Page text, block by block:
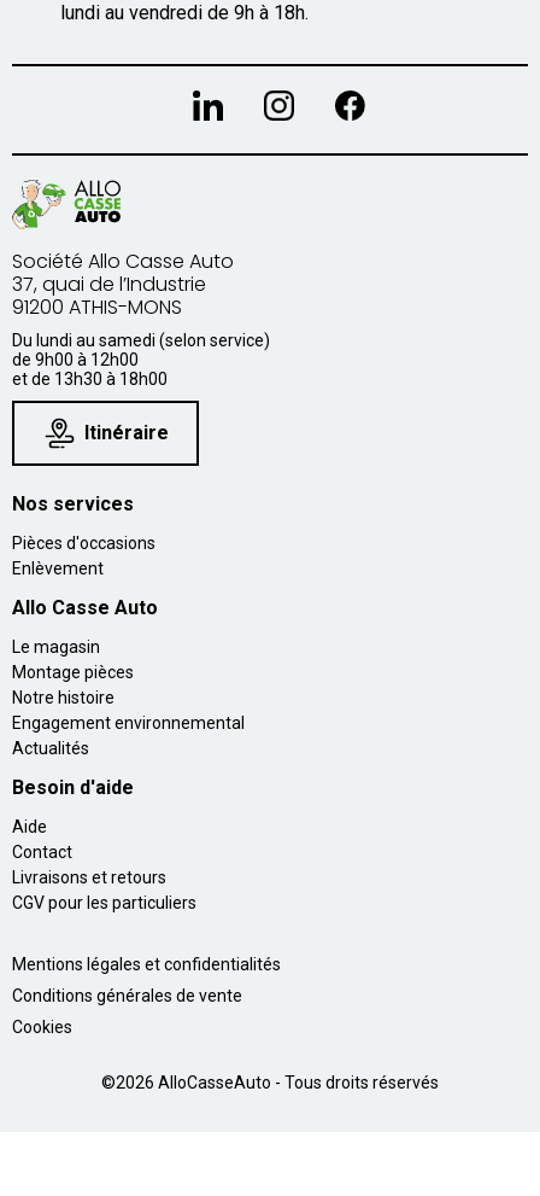
lundi au vendredi de 9h à 18h.
Société Allo Casse Auto
37, quai de l’Industrie
91200 ATHIS-MONS
Du lundi au samedi (selon service)
de 9h00 à 12h00
et de 13h30 à 18h00
Itinéraire
Nos services
Pièces d'occasions
Enlèvement
Allo Casse Auto
Le magasin
Montage pièces
Notre histoire
Engagement environnemental
Actualités
Besoin d'aide
Aide
Contact
Livraisons et retours
CGV pour les particuliers
©2026 AlloCasseAuto - Tous droits réservés
Mentions légales et confidentialités
Conditions générales de vente
Cookies